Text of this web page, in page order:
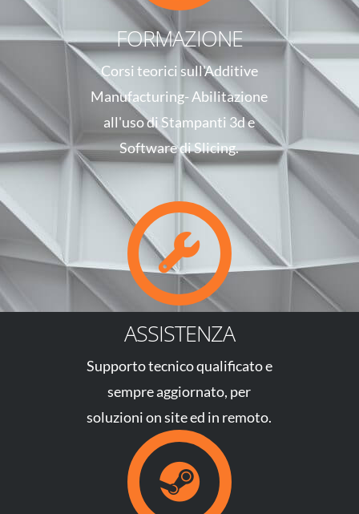
FORMAZIONE
Corsi teorici sull'Additive
Manufacturing- Abilitazione
all'uso di Stampanti 3d e
Software di Slicing.
ASSISTENZA
Supporto tecnico qualificato e
sempre aggiornato, per
soluzioni on site ed in remoto.